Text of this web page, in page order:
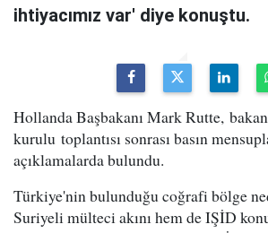
ihtiyacımız var' diye konuştu.
Hollanda Başbakanı Mark Rutte,
kurulu toplantısı sonrası basın
açıklamalarda bulundu.
Türkiye'nin bulunduğu coğrafi bölge
Suriyeli mülteci akını hem de IŞİD